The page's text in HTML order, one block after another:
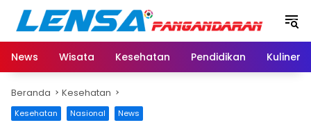
Langsung
konten
News
Wisata Kesehatan Pendidikan Kuliner
Beranda Kesehatan
Kesehatan Nasional News